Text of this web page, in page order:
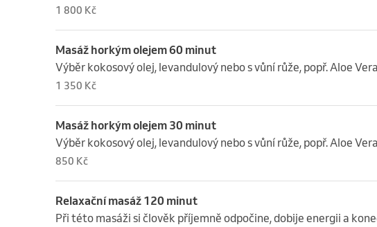
1 800 Kč
Masáž horkým olejem 60 minut
Výběr kokosový olej, levandulový nebo s vůní růže, popř. Aloe
1 350 Kč
Masáž horkým olejem 30 minut
Výběr kokosový olej, levandulový nebo s vůní růže, popř. Aloe
850 Kč
Relaxační masáž 120 minut
Při této masáži si člověk příjemně odpočine, dobije energii a